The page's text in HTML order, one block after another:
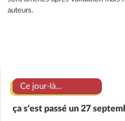
auteurs.
Ce jour-là...
ça s'est passé un 27